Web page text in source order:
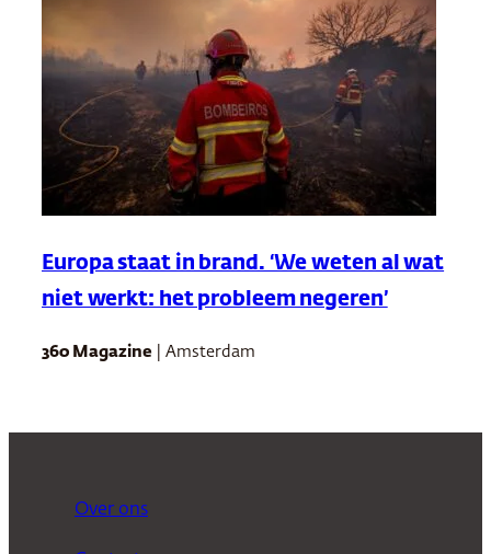
Europa staat in brand. ‘We weten al wat
niet werkt: het probleem negeren’
360 Magazine | Amsterdam
Over ons